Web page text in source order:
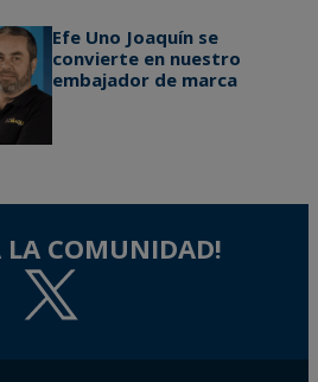
Efe Uno Joaquín se
convierte en nuestro
embajador de marca
LA COMUNIDAD!